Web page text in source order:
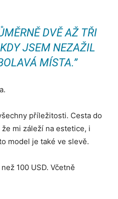
DVĚ AŽ TŘI
JSEM NEZAŽIL
MÍSTA.”
příležitosti. Cesta do
mi záleží na estetice, i
model je také ve slevě.
100 USD. Včetně